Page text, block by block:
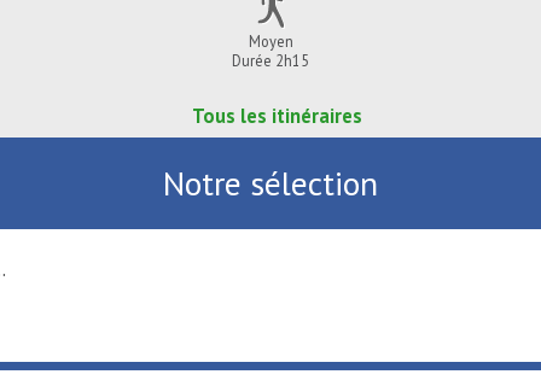
Moyen
Durée 2h15
Tous les itinéraires
Notre sélection